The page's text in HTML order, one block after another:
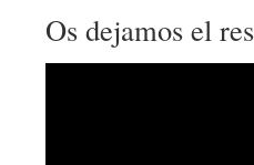
Os dejamos el